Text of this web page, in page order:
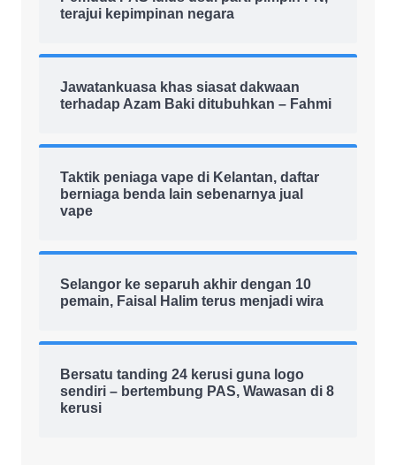
terajui kepimpinan negara
Jawatankuasa khas siasat dakwaan
terhadap Azam Baki ditubuhkan – Fahmi
Taktik peniaga vape di Kelantan, daftar
berniaga benda lain sebenarnya jual
vape
Selangor ke separuh akhir dengan 10
pemain, Faisal Halim terus menjadi wira
Bersatu tanding 24 kerusi guna logo
sendiri – bertembung PAS, Wawasan di 8
kerusi